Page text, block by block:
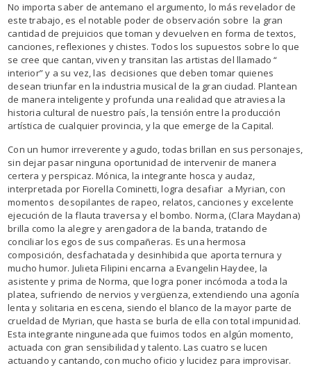
No importa saber de antemano el argumento, lo más revelador de
este trabajo, es el notable poder de observación sobre la gran
cantidad de prejuicios que toman y devuelven en forma de textos,
canciones, reflexiones y chistes. Todos los supuestos sobre lo que
se cree que cantan, viven y transitan las artistas del llamado “
interior” y a su vez, las decisiones que deben tomar quienes
desean triunfar en la industria musical de la gran ciudad. Plantean
de manera inteligente y profunda una realidad que atraviesa la
historia cultural de nuestro país, la tensión entre la producción
artística de cualquier provincia, y la que emerge de la Capital.
Con un humor irreverente y agudo, todas brillan en sus personajes,
sin dejar pasar ninguna oportunidad de intervenir de manera
certera y perspicaz. Mónica, la integrante hosca y audaz,
interpretada por Fiorella Cominetti, logra desafiar a Myrian, con
momentos desopilantes de rapeo, relatos, canciones y excelente
ejecución de la flauta traversa y el bombo. Norma, (Clara Maydana)
brilla como la alegre y arengadora de la banda, tratando de
conciliar los egos de sus compañeras. Es una hermosa
composición, desfachatada y desinhibida que aporta ternura y
mucho humor. Julieta Filipini encarna a Evangelin Haydee, la
asistente y prima de Norma, que logra poner incómoda a toda la
platea, sufriendo de nervios y vergüenza, extendiendo una agonía
lenta y solitaria en escena, siendo el blanco de la mayor parte de
crueldad de Myrian, que hasta se burla de ella con total impunidad.
Esta integrante ninguneada que fuimos todos en algún momento,
actuada con gran sensibilidad y talento. Las cuatro se lucen
actuando y cantando, con mucho oficio y lucidez para improvisar.